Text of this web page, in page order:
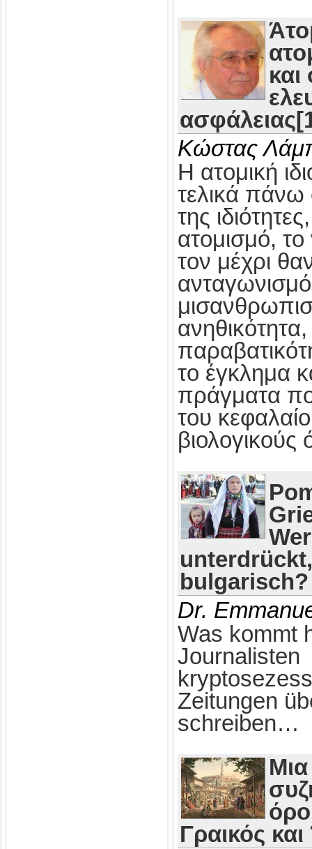
Κώστας
Η ατομική
τελικά πάνω
της
ατομισμό,
τον μέχρι
ανηθικότητα,
το έγκλημα
πράγματα
του
βιολογικούς
bulgarisch?
Dr.
Was kommt
Journalisten
Zeitungen
schreiben…
Μια
Γραικός